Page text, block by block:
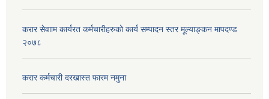
करार सेवााम कार्यरत कर्मचारीहरुको कार्य सम्पादन स्तर मूल्याङ्कन मापदण्ड
२०७८
करार कर्मचारी दरखास्त फारम नमुना